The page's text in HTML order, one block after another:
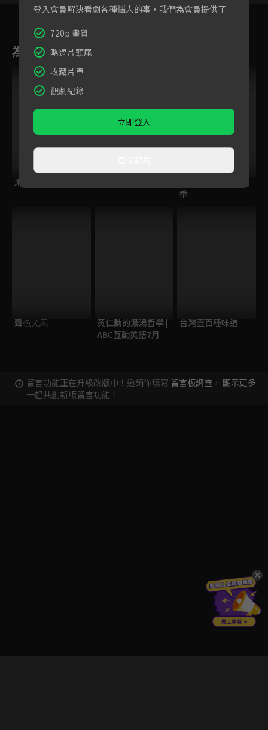
14 15 16 17 18
為您推薦
未來的兒子
孤獨的美食家 第11
季
聲⾊⽝⾺
黃仁勳的濃湯哲學 |
ABC互動英語7月
台灣壹百種味道
留言功能正在升級改版中！邀請你填寫 留言板調查 ，
一起共創新版留言功能！
顯示更多
登入會員解決看劇各種惱人的事，我們為會員提供了
720p 畫質
略過片頭尾
收藏片單
觀劇紀錄
立即登入